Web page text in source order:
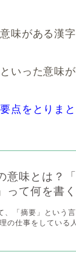
味がある漢字
いった意味が
点をとりま
意味とは？
って何を書
、「摘要」という
の仕事をしている